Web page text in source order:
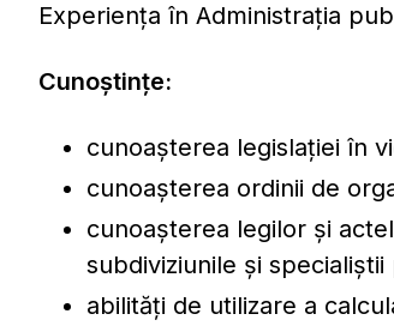
Experiența în Administrația
Cunoştinţe:
cunoaşterea legislaţiei în
cunoașterea ordinii de
cunoașterea legilor și
subdiviziunile și specialiștii
abilităţi de utilizare a